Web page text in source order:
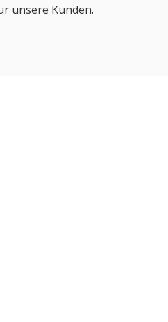
unsere Kunden.